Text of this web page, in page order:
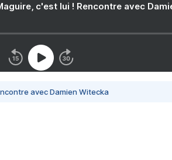
c'est lui ! Rencontre avec
avec Damien Witecka